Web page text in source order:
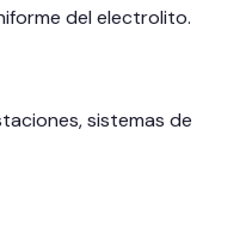
del electrolito.
sistemas de